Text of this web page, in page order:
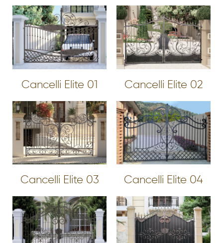
Cancelli Elite 01 Cancelli Elite 02
Cancelli Elite 03 Cancelli Elite 04